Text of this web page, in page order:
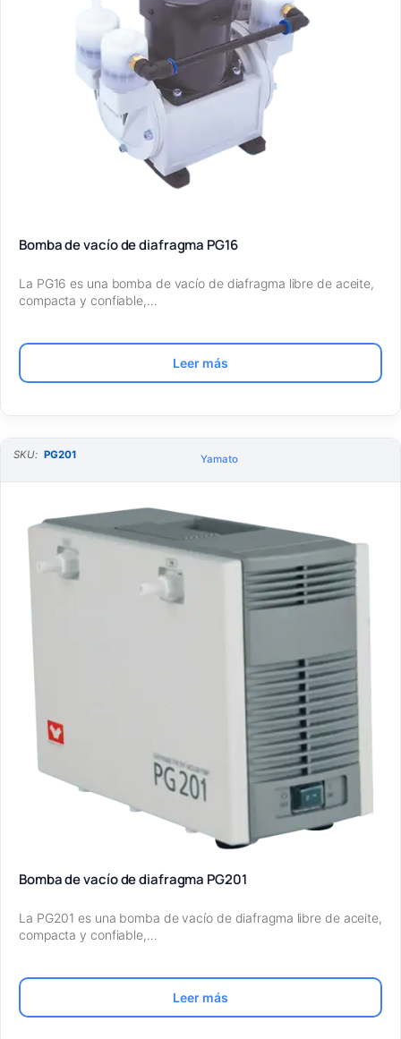
Bomba de vacío de diafragma PG16
La PG16 es una bomba de vacío de diafragma libre de aceite,
compacta y confiable,…
Leer más
SKU: PG201 Yamato
Bomba de vacío de diafragma PG201
La PG201 es una bomba de vacío de diafragma libre de aceite,
compacta y confiable,…
Leer más